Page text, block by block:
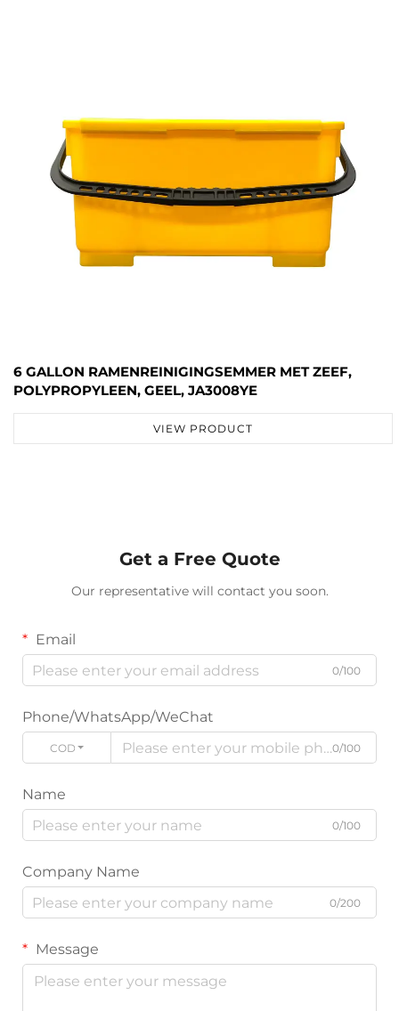
6 GALLON RAMENREINIGINGSEMMER MET ZEEF,
POLYPROPYLEEN, GEEL, JA3008YE
VIEW PRODUCT
Get a Free Quote
Our representative will contact you soon.
Email
0/100
Phone/WhatsApp/WeChat
CODE 0/100
Name
0/100
Company Name
0/200
Message